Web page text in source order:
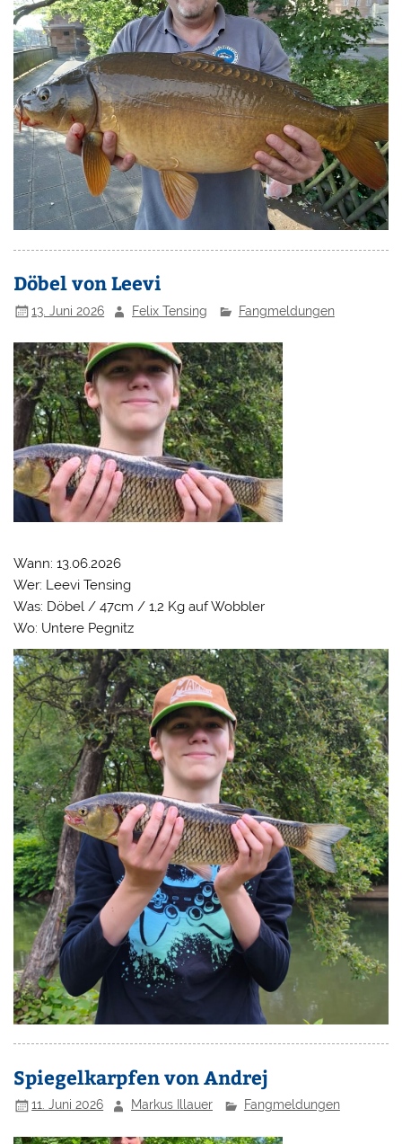
Döbel von Leevi
13. Juni 2026 Felix Tensing Fangmeldungen
Wann: 13.06.2026
Wer: Leevi Tensing
Was: Döbel / 47cm / 1,2 Kg auf Wobbler
Wo: Untere Pegnitz
Spiegelkarpfen von Andrej
11. Juni 2026 Markus Illauer Fangmeldungen